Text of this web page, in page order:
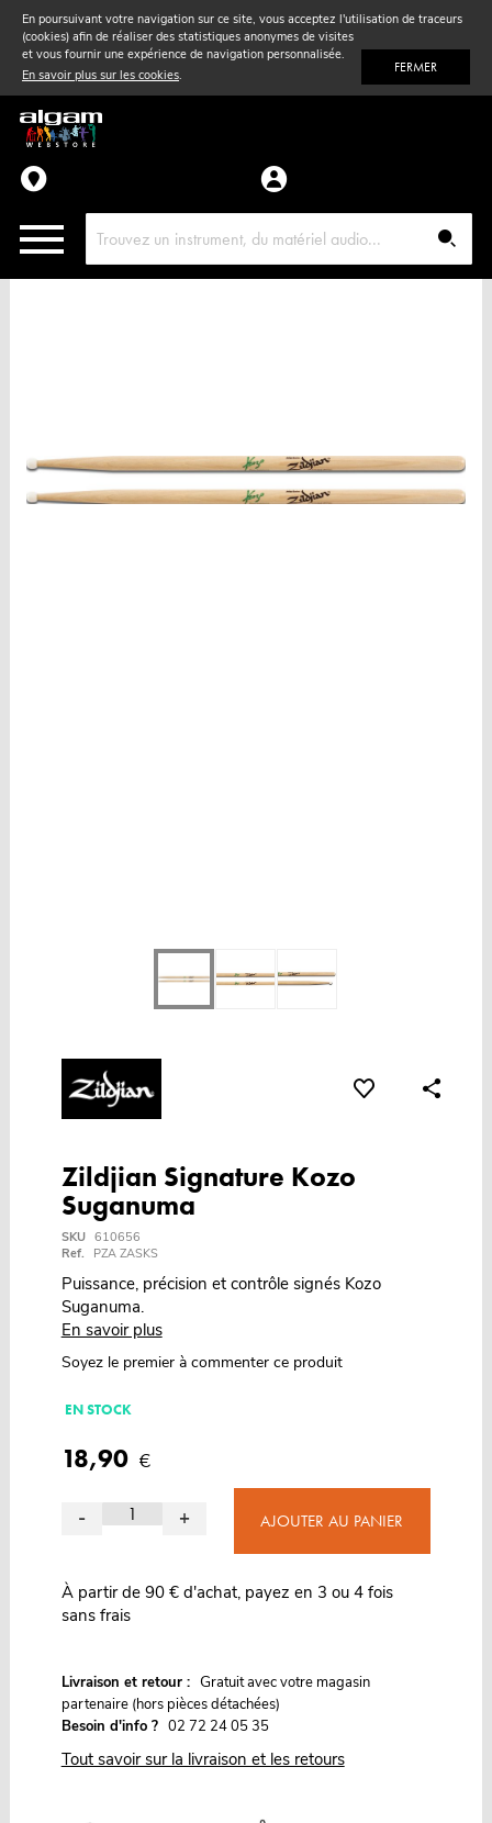
En poursuivant votre navigation sur ce site, vous acceptez l'utilisation de traceurs
(cookies) afin de réaliser des statistiques anonymes de visites
et vous fournir une expérience de navigation personnalisée.
En savoir plus sur les cookies. FERMER
Vent& Violon
Accessoires
Pièces détachées
Zildjian Signature Kozo
Suganuma
SKU 610656
Ref.
PZA ZASKS
Puissance, précision et contrôle signés Kozo
Suganuma.
En savoir plus
Soyez le premier à commenter ce produit
EN STOCK
18,90 €
- + AJOUTER AU PANIER
À partir de 90 € d'achat, payez en 3 ou 4 fois
sans frais
Livraison et retour : Gratuit avec votre magasin
partenaire (hors pièces détachées)
Besoin d'info ? 02 72 24 05 35
Tout savoir sur la livraison et les retours